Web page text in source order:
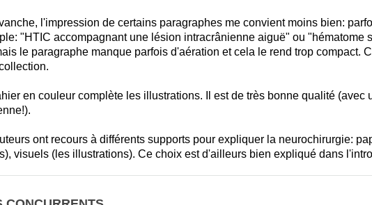
l'impression de certains paragraphes me convient moins bien:
"HTIC accompagnant une lésion intracrânienne aiguë" ou "hématome
le paragraphe manque parfois d'aération et cela le rend trop compact.
en couleur complète les illustrations. Il est de très bonne qualité (avec
ont recours à différents supports pour expliquer la neurochirurgie:
visuels (les illustrations). Ce choix est d'ailleurs bien expliqué dans